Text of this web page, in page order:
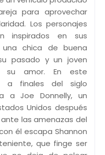
para aprovechar
Los personajes
inspirados en sus
una chica de buena
pasado y un joven
su amor. En este
a finales del siglo
a Joe Donnelly, un
Unidos después
las amenazas del
él escapa Shannon
que finge ser